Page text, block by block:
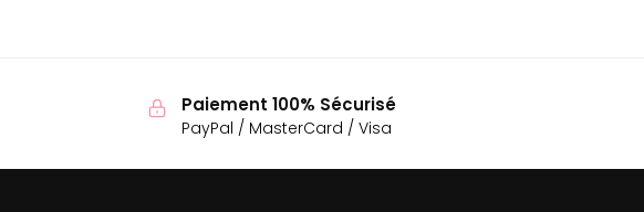
Paiement 100% Sécurisé
PayPal / MasterCard / Visa